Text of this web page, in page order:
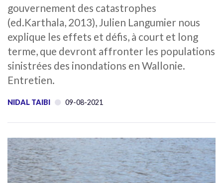
gouvernement des catastrophes
(ed.Karthala, 2013), Julien Langumier nous
explique les effets et défis, à court et long
terme, que devront affronter les populations
sinistrées des inondations en Wallonie.
Entretien.
NIDAL TAIBI 09-08-2021